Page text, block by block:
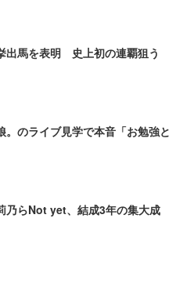
出馬を表明 史上初の連覇狙う
。のライブ見学で本音「お勉強と
乃らNot yet、結成3年の集大成